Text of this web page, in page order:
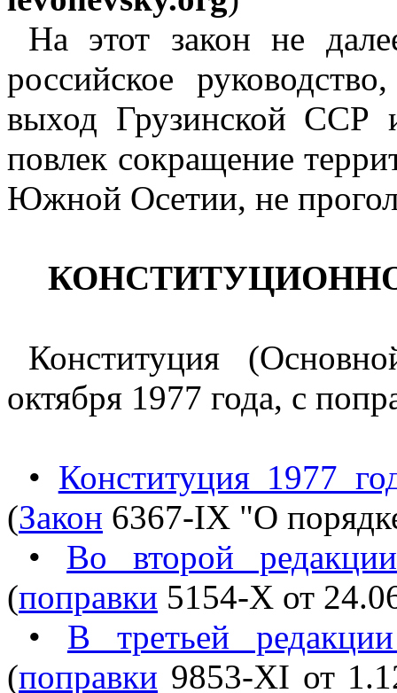
На этот закон не
российское
выход Грузинской ССР
повлек сокращение
Южной Осетии, не
Конституция
октября 1977 года, с
• Конституция 1977
(Закон 6367-IX "О
• Во второй
(поправки 5154-X от
• В третьей
(поправки 9853-XI от